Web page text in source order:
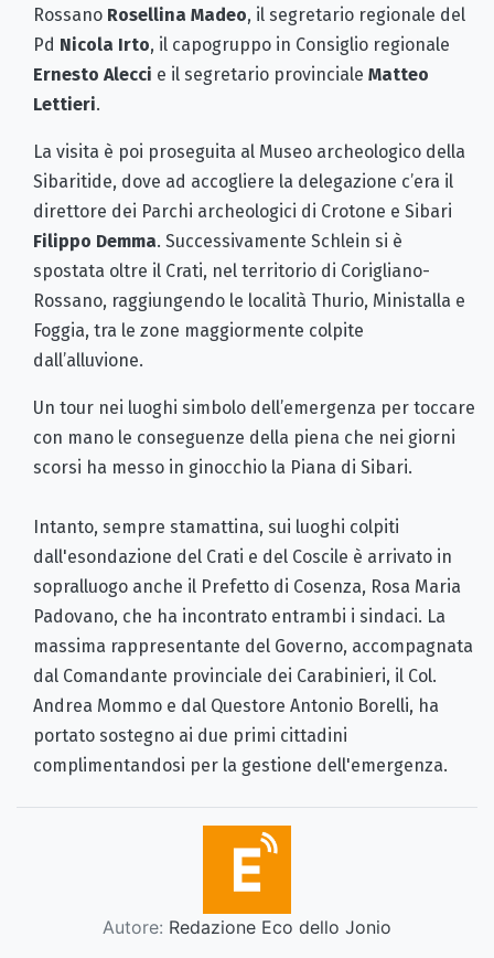
Rossano Rosellina Madeo, il segretario regionale del
Pd Nicola Irto, il capogruppo in Consiglio regionale
Ernesto Alecci e il segretario provinciale Matteo
Lettieri.
La visita è poi proseguita al Museo archeologico della
Sibaritide, dove ad accogliere la delegazione c’era il
direttore dei Parchi archeologici di Crotone e Sibari
Filippo Demma. Successivamente Schlein si è
spostata oltre il Crati, nel territorio di Corigliano-
Rossano, raggiungendo le località Thurio, Ministalla e
Foggia, tra le zone maggiormente colpite
dall’alluvione.
Un tour nei luoghi simbolo dell’emergenza per toccare
con mano le conseguenze della piena che nei giorni
scorsi ha messo in ginocchio la Piana di Sibari.
Intanto, sempre stamattina, sui luoghi colpiti
dall'esondazione del Crati e del Coscile è arrivato in
sopralluogo anche il Prefetto di Cosenza, Rosa Maria
Padovano, che ha incontrato entrambi i sindaci. La
massima rappresentante del Governo, accompagnata
dal Comandante provinciale dei Carabinieri, il Col.
Andrea Mommo e dal Questore Antonio Borelli, ha
portato sostegno ai due primi cittadini
complimentandosi per la gestione dell'emergenza.
Autore: Redazione Eco dello Jonio